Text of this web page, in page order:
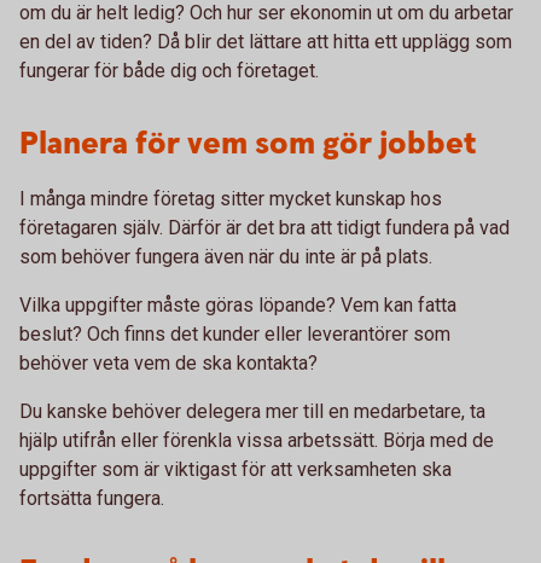
om du är helt ledig? Och hur ser ekonomin ut om du arbetar
en del av tiden? Då blir det lättare att hitta ett upplägg som
fungerar för både dig och företaget.
Planera för vem som gör jobbet
I många mindre företag sitter mycket kunskap hos
företagaren själv. Därför är det bra att tidigt fundera på vad
som behöver fungera även när du inte är på plats.
Vilka uppgifter måste göras löpande? Vem kan fatta
beslut? Och finns det kunder eller leverantörer som
behöver veta vem de ska kontakta?
Du kanske behöver delegera mer till en medarbetare, ta
hjälp utifrån eller förenkla vissa arbetssätt. Börja med de
uppgifter som är viktigast för att verksamheten ska
fortsätta fungera.